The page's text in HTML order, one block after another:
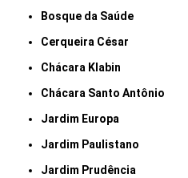
Bosque da Saúde
Cerqueira César
Chácara Klabin
Chácara Santo Antônio
Jardim Europa
Jardim Paulistano
Jardim Prudência